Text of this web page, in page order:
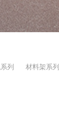
列 材料架系列